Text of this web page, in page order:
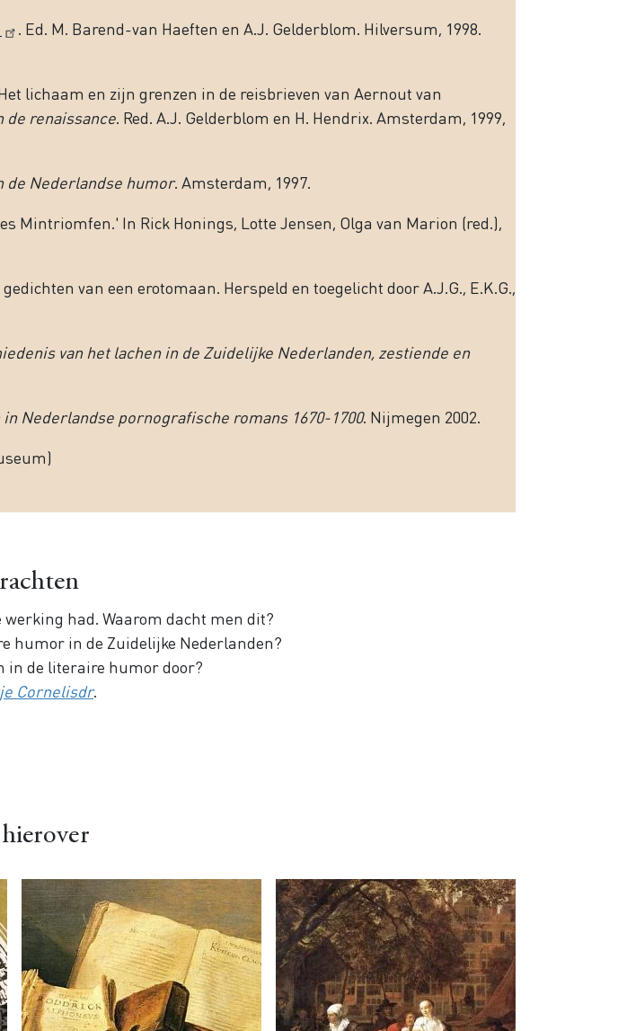
. Ed. M. Barend-van Haeften en A.J. Gelderblom. Hilversum, 1998.
lichaam en zijn grenzen in de reisbrieven van Aernout van
de renaissance. Red. A.J. Gelderblom en H. Hendrix. Amsterdam, 1999,
de Nederlandse humor. Amsterdam, 1997.
Mintriomfen.' In Rick Honings, Lotte Jensen, Olga van Marion (red.),
van een erotomaan. Herspeld en toegelicht door A.J.G., E.K.G.,
van het lachen in de Zuidelijke Nederlanden, zestiende en
Nederlandse pornografische romans 1670-1700. Nijmegen 2002.
had. Waarom dacht men dit?
humor in de Zuidelijke Nederlanden?
in de literaire humor door?
Cornelisdr.